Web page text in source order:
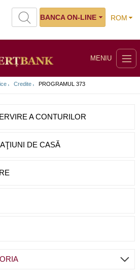
ROM
BANCA ON-LINE
MENIU
Credite PROGRAMUL 373
A CONTURILOR
DE CASĂ